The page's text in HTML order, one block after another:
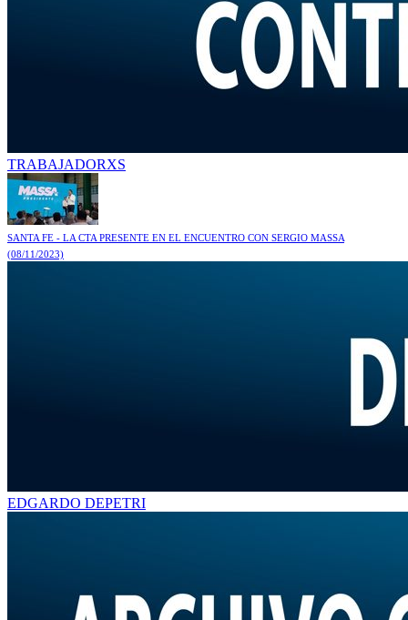
TRABAJADORXS
SANTA FE - LA CTA PRESENTE EN EL ENCUENTRO CON SERGIO MASSA
(08/11/2023)
EDGARDO DEPETRI